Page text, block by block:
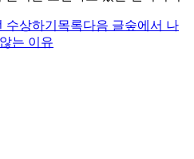
수상하기 목록다음 글숲에서 나
는 이유